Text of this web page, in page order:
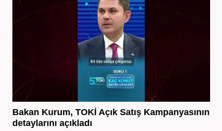
Bakan Kurum, TOKİ Açık Satış Kampanyasının
detaylarını açıkladı